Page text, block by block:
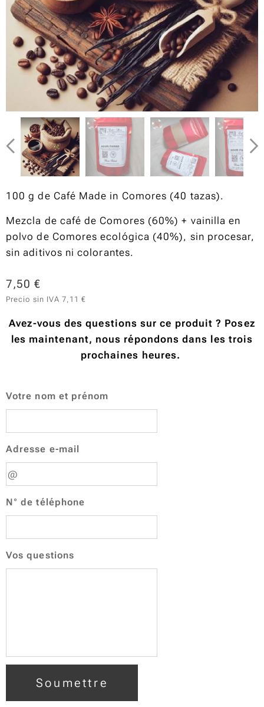
100 g de Café Made in Comores (40 tazas).
Mezcla de café de Comores (60%) + vainilla en
polvo de Comores ecológica (40%), sin procesar,
sin aditivos ni colorantes.
7,50 €
Precio sin IVA 7,11 €
Avez-vous des questions sur ce produit ? Posez
les maintenant, nous répondons dans les trois
prochaines heures.
Votre nom et prénom
Adresse e-mail
N° de téléphone
Vos questions
Soumettre